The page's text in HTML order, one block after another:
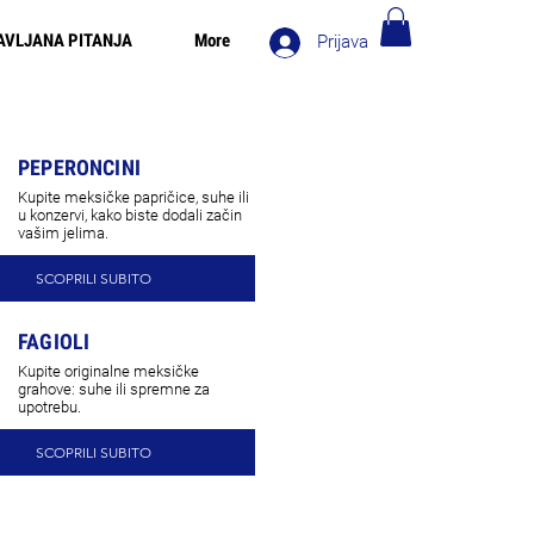
Prijava
PITANJA More
PEPERONCINI
Kupite meksičke papričice, suhe ili
u konzervi, kako biste dodali začin
vašim jelima.
SCOPRILI SUBITO
FAGIOLI
Kupite originalne meksičke
grahove: suhe ili spremne za
upotrebu.
SCOPRILI SUBITO